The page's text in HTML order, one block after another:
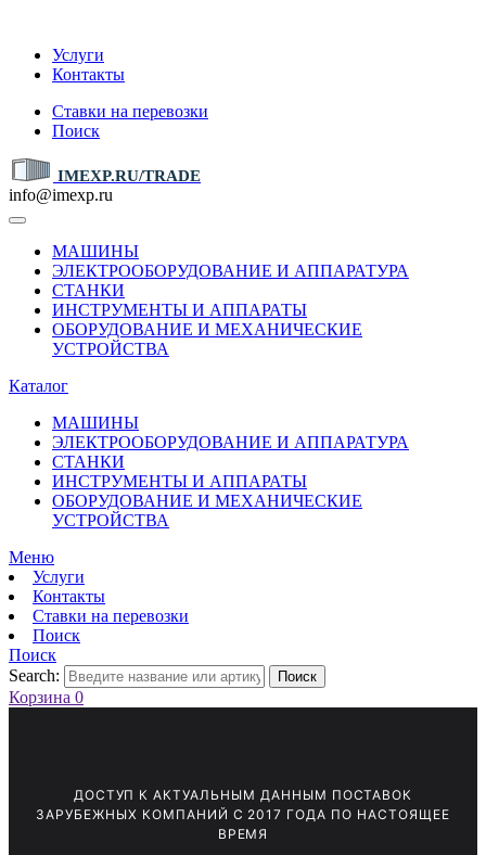
Услуги
Контакты
Ставки на перевозки
Поиск
IMEXP.RU/TRADE
info@imexp.ru
МАШИНЫ
ЭЛЕКТРООБОРУДОВАНИЕ И АППАРАТУРА
СТАНКИ
ИНСТРУМЕНТЫ И АППАРАТЫ
ОБОРУДОВАНИЕ И МЕХАНИЧЕСКИЕ
УСТРОЙСТВА
Каталог
МАШИНЫ
ЭЛЕКТРООБОРУДОВАНИЕ И АППАРАТУРА
СТАНКИ
ИНСТРУМЕНТЫ И АППАРАТЫ
ОБОРУДОВАНИЕ И МЕХАНИЧЕСКИЕ
УСТРОЙСТВА
Меню
Услуги
Контакты
Ставки на перевозки
Поиск
Поиск
Search:
Поиск
Корзина 0
ДОСТУП К АКТУАЛЬНЫМ ДАННЫМ ПОСТАВОК
ЗАРУБЕЖНЫХ КОМПАНИЙ С 2017 ГОДА ПО НАСТОЯЩЕЕ
ВРЕМЯ